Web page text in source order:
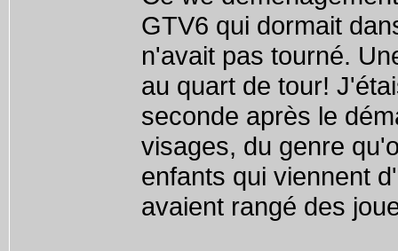
GTV6 qui dormait
n'avait pas tourné.
au quart de tour!
seconde après le
visages, du genre
enfants qui viennent
avaient rangé des